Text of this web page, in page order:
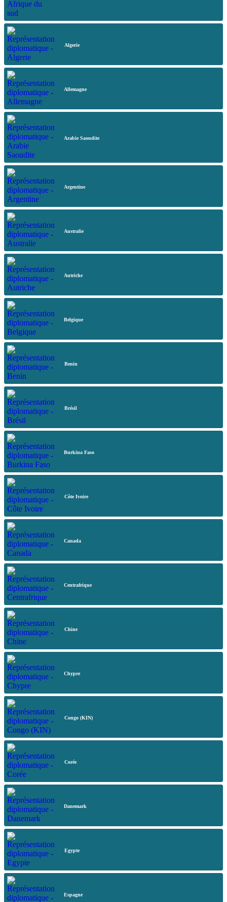
Algerie
Allemagne
Arabie Saoudite
Argentine
Australie
Autriche
Belgique
Benin
Brésil
Burkina Faso
Côte Ivoire
Canada
Centrafrique
Chine
Chypre
Congo (KIN)
Corée
Danemark
Egypte
Espagne